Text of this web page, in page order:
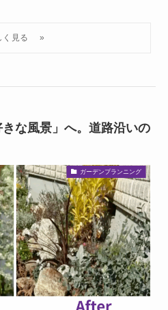
きな風景」へ。道路沿いの
ガーデンプランニング